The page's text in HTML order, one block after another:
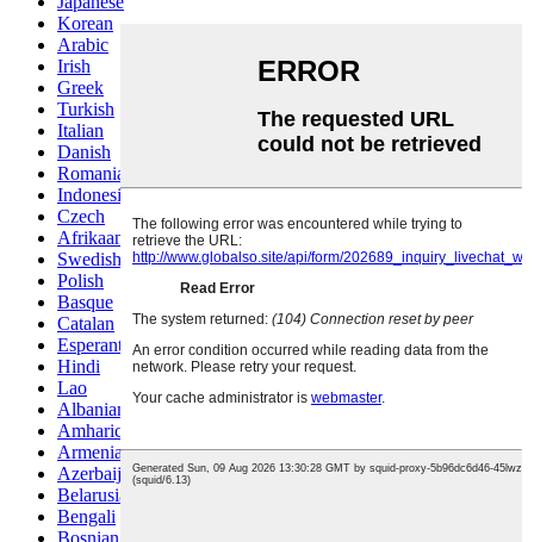
Korean
Arabic
Irish
Greek
Turkish
Italian
Danish
Romanian
Indonesian
Czech
Afrikaans
Swedish
Polish
Basque
Catalan
Esperanto
Hindi
Lao
Albanian
Amharic
Armenian
Azerbaijani
Belarusian
Bengali
Bosnian